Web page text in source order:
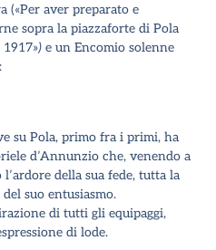
(«Per aver preparato e
sopra la piazzaforte di Pola
)e un Encomio solenne
su Pola, primo fra i primi, ha
d’Annunzio che, venendo a
della sua fede, tutta la
suo entusiasmo.
di tutti gli equipaggi,
di lode.